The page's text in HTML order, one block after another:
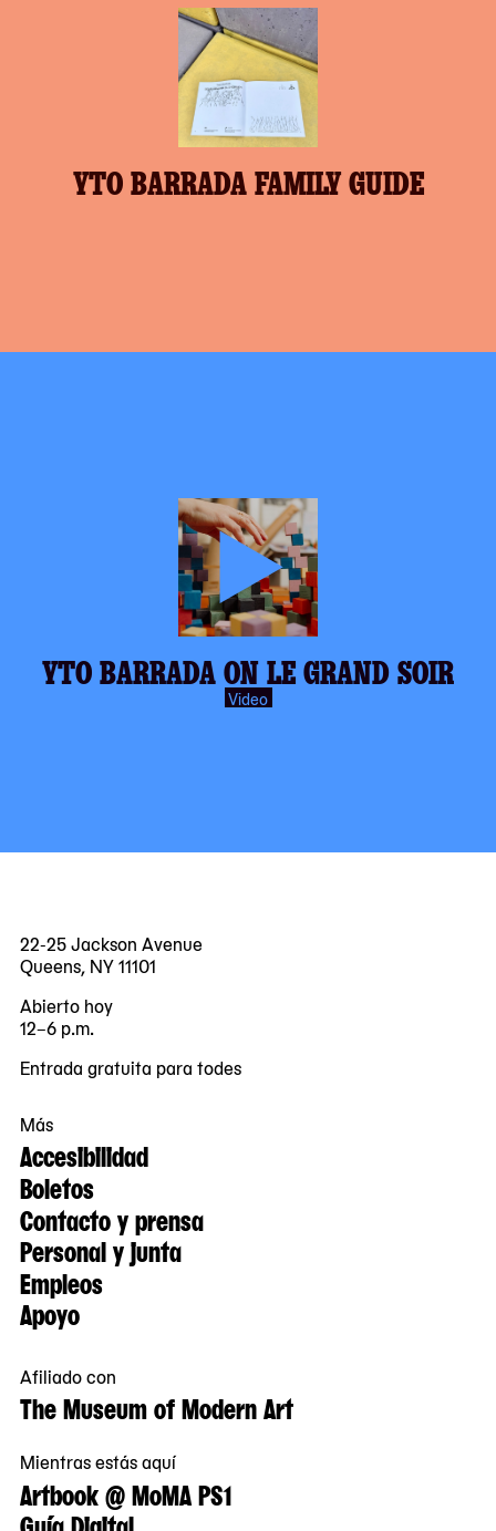
YTO BARRADA FAMILY GUIDE
inverse.svg
YTO BARRADA ON LE GRAND SOIR
Video
22-25 Jackson Avenue
Queens, NY 11101
Abierto hoy
12–6 p.m.
Entrada gratuita para todes
Más
Accesibilidad
Boletos
Contacto y prensa
Personal y junta
Empleos
Apoyo
Afiliado con
The Museum of Modern Art
Mientras estás aquí
Artbook @ MoMA PS1